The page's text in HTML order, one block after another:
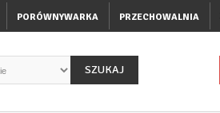
PORÓWNYWARKA PRZECHOWALNIA
SZUKAJ